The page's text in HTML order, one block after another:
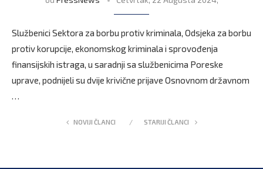
Službenici Sektora za borbu protiv kriminala, Odsjeka za borbu
protiv korupcije, ekonomskog kriminala i sprovođenja
finansijskih istraga, u saradnji sa službenicima Poreske
uprave, podnijeli su dvije krivične prijave Osnovnom državnom
…
NOVIJI ČLANCI STARIJI ČLANCI